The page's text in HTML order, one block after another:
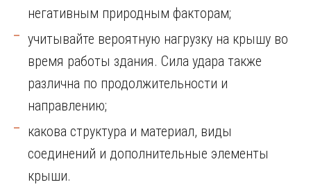
негативным природным факторам;
учитывайте вероятную нагрузку на крышу во
время работы здания. Сила удара также
различна по продолжительности и
направлению;
какова структура и материал, виды
соединений и дополнительные элементы
крыши.